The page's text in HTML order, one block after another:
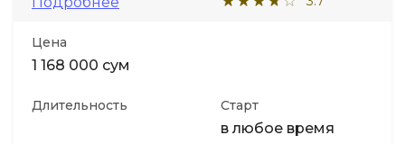
Цена
1 168 000 сум
Длительность Старт
в любое время